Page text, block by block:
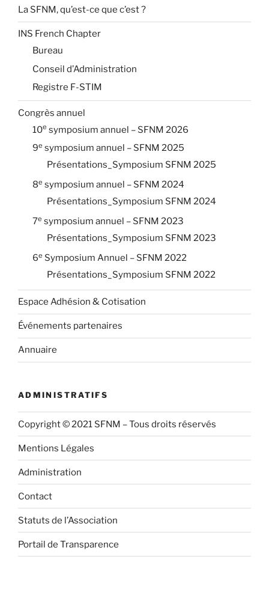
La SFNM, qu’est-ce que c’est ?
INS French Chapter
Bureau
Conseil d’Administration
Registre F-STIM
Congrès annuel
10e symposium annuel – SFNM 2026
9e symposium annuel – SFNM 2025
Présentations_Symposium SFNM 2025
8e symposium annuel – SFNM 2024
Présentations_Symposium SFNM 2024
7e symposium annuel – SFNM 2023
Présentations_Symposium SFNM 2023
6e Symposium Annuel – SFNM 2022
Présentations_Symposium SFNM 2022
Espace Adhésion & Cotisation
Événements partenaires
Annuaire
ADMINISTRATIFS
Copyright © 2021 SFNM – Tous droits réservés
Mentions Légales
Administration
Contact
Statuts de l’Association
Portail de Transparence